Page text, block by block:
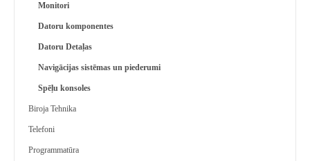
Monitori
Datoru komponentes
Datoru Detaļas
Navigācijas sistēmas un piederumi
Spēļu konsoles
Biroja Tehnika
Telefoni
Programmatūra